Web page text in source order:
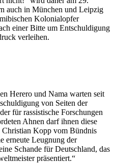
auch in München und Leipzig
Kolonialopfer
einer Bitte um Entschuldigung
verleihen.
Herero und Nama warten seit
von Seiten der
für rassistische Forschungen
Ahnen darf ihnen diese
Christian Kopp vom Bündnis
erneute Leugnung der
Schande für Deutschland, das
präsentiert.“